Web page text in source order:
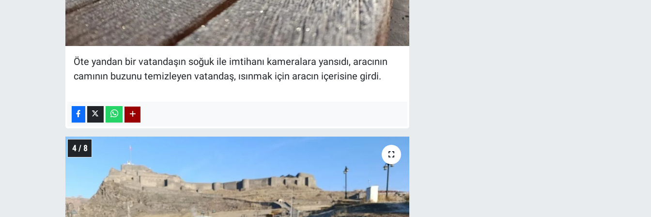
Öte yandan bir vatandaşın soğuk ile imtihanı kameralara yansıdı, aracının
camının buzunu temizleyen vatandaş, ısınmak için aracın içerisine girdi.
4 / 8